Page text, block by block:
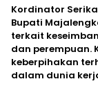
Kordinator
Bupati
terkait
dan perempuan.
keberpihakan
dalam dunia